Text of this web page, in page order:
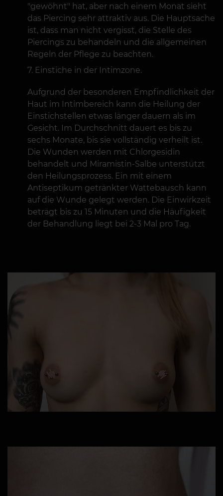
"gewöhnt" hat, aber nach einem Monat sieht
das Piercing sehr attraktiv aus. Die Hauptsache
ist, dass man nicht vergisst, die Stelle des
Piercings zu behandeln und die allgemeinen
Regeln der Pflege zu beachten.
Einstiche in der Intimzone.
Aufgrund der besonderen Empfindlichkeit der
Haut im Intimbereich kann die Heilung der
Einstichstellen etwas länger dauern als im
Gesicht. Im Durchschnitt dauert es bis zu
sechs Monate, bis sie vollständig verheilt ist.
Die Wunden werden mit Chlorgesidin
behandelt und Miramistin-Salbe unterstützt
den Heilungsprozess. Ein mit einem
Antiseptikum getränkter Wattebausch kann
auf die Wunde gelegt werden. Die Einwirkzeit
beträgt bis zu 15 Minuten und die Häufigkeit
der Behandlung liegt bei 2-3 Mal pro Tag.